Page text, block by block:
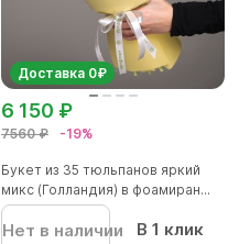
Доставка 0₽
7560 ₽ -19%
6 150 ₽
Букет из 35 тюльпанов яркий
микс (Голландия) в фоамиран...
Нет в наличии В 1 клик